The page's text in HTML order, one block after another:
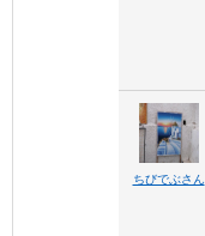
ちびでぶさん